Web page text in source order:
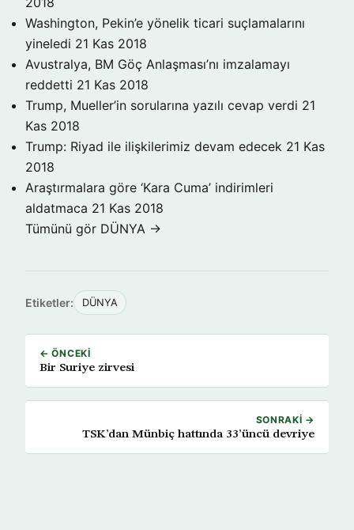
Washington, Pekin’e yönelik ticari suçlamalarını
yineledi 21 Kas 2018
Avustralya, BM Göç Anlaşması’nı imzalamayı
reddetti 21 Kas 2018
Trump, Mueller’in sorularına yazılı cevap verdi 21
Kas 2018
Trump: Riyad ile ilişkilerimiz devam edecek 21 Kas
2018
Araştırmalara göre ‘Kara Cuma’ indirimleri
aldatmaca 21 Kas 2018
Tümünü gör DÜNYA →
Etiketler: DÜNYA
← ÖNCEKI
Bir Suriye zirvesi
SONRAKI →
TSK’dan Münbiç hattında 33’üncü devriye